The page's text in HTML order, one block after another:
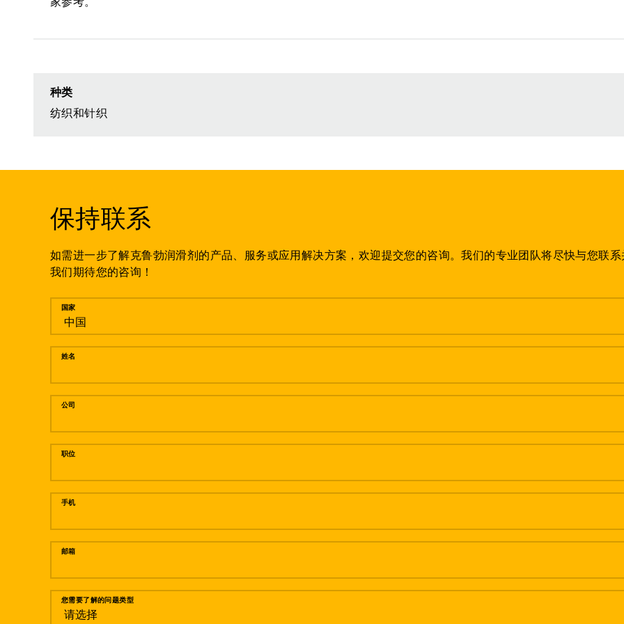
种类
纺织和针织
保持联系
如需进一步了解克鲁勃润滑剂的产品、服务或应用解决方案，欢迎提交您的咨询。我们的专业团队将尽快与您联系
我们期待您的咨询！
留言
国家
姓名
公司
职位
手机
邮箱
您需要了解的问题类型